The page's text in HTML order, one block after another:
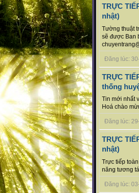
TRỰC
nhật)
Tường thuật
sẽ được Ban
Đăng lúc:
TRỰC
thống
Tin mới nhất
Hoá chào
Đăng lúc:
TRỰC
nhật)
Trực tiếp
năng tương
Đăng lúc: